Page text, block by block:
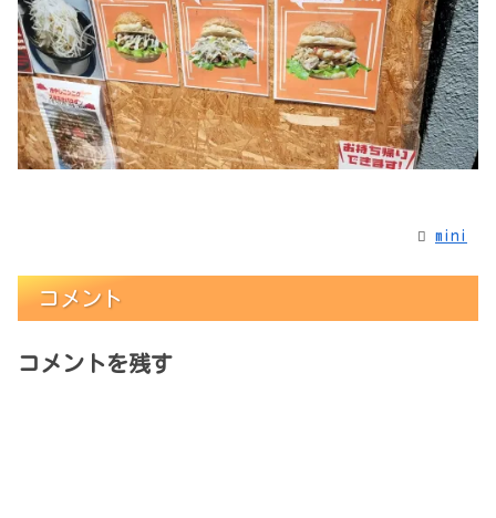
mini
コメント
コメントを残す